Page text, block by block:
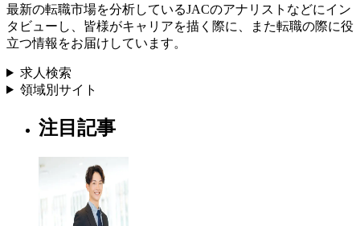
最新の転職市場を分析しているJACのアナリストなどにイン
タビューし、皆様がキャリアを描く際に、また転職の際に役
立つ情報をお届けしています。
求人検索
領域別サイト
注目記事